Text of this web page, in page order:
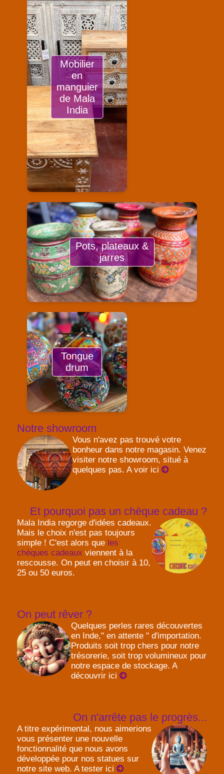
Mobilier
en
manguier
de Mala
India
Pots, plateaux &
jarres
Tongue
drum
Notre showroom
Vous n'avez pas trouvé votre
bonheur dans notre magasin. Venez
visiter notre showroom, situé à
quelques pas. A voir ici
Et pourquoi pas un chèque cadeau ?
Mala India regorge d'idées cadeaux.
Mais le choix n'est pas toujours
simple ! C'est alors que les
chèques cadeaux viennent à la
rescousse. On peut en choisir à 10,
25 ou 50 euros.
On peut rêver ?
Quelques perles rares découvertes
en Inde," en attente " d'importation.
Produits soit trop chers pour notre
trésorerie, soit trop volumineux pour
notre espace de stockage. A
découvrir ici
On n'arrête pas le progrès...
A titre expérimental, nous aimerions
vous présenter une nouvelle
fonctionnalité que nous avons
développée pour nos statues sur
notre site web. A tester ici